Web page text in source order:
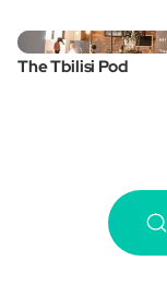
The Tbilisi Pod